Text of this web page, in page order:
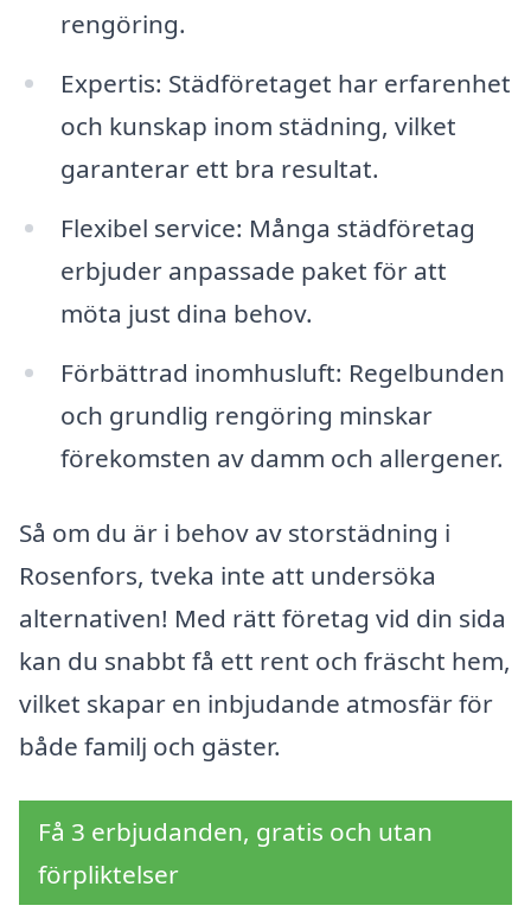
rengöring.
Expertis: Städföretaget har erfarenhet
och kunskap inom städning, vilket
garanterar ett bra resultat.
Flexibel service: Många städföretag
erbjuder anpassade paket för att
möta just dina behov.
Förbättrad inomhusluft: Regelbunden
och grundlig rengöring minskar
förekomsten av damm och allergener.
Så om du är i behov av storstädning i
Rosenfors, tveka inte att undersöka
alternativen! Med rätt företag vid din sida
kan du snabbt få ett rent och fräscht hem,
vilket skapar en inbjudande atmosfär för
både familj och gäster.
Få 3 erbjudanden, gratis och utan
förpliktelser